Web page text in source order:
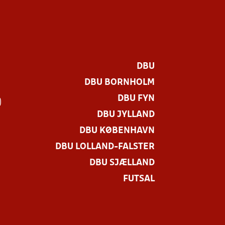
DBU
DBU BORNHOLM
DBU FYN
DBU JYLLAND
DBU KØBENHAVN
DBU LOLLAND-FALSTER
DBU SJÆLLAND
FUTSAL